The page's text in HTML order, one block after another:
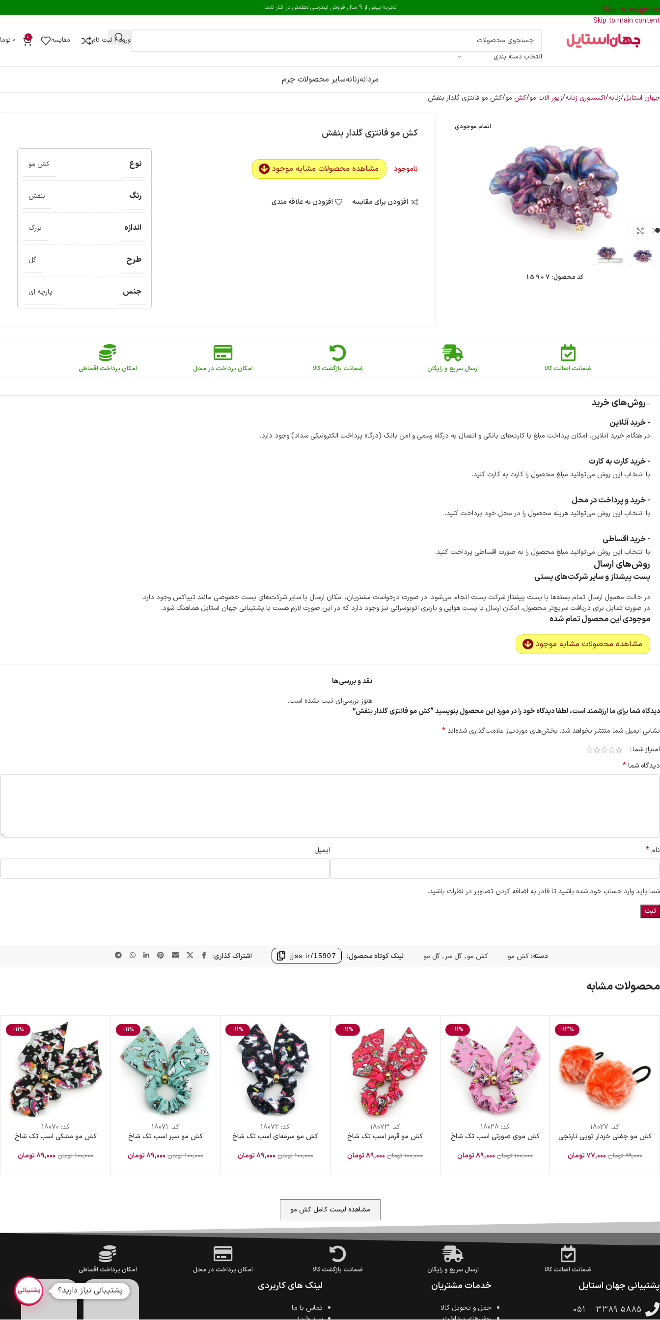
Skip to navigation
Skip to main content
تجربه بیش از 9 سال فروش اینترنتی مطمئن در کنار شما
انتخاب دسته بندی
ورود / ثبت نام مقایسه 0 ۰
مردانهزنانهسایر محصولات چرم
جهان استایل زنانه اکسسوری زنانه زیور آلات مو کش مو کش مو فانتزی گلدار بنفش
اتمام موجودی
کد محصول: 15907
کش مو فانتزی گلدار بنفش
نوع کش مو
رنگ بنفش
اندازه بزرگ
طرح گل
جنس پارچه ای
ناموجود مشاهده محصولات مشابه موجود
افزودن برای مقایسه افزودن به علاقه مندی
ضمانت اصالت کالا ارسال سریع و رایگان ضمانت بازگشت کالا امکان پرداخت در محل امکان پرداخت اقساطی
روش‌های خرید
- خرید آنلاین
در هنگام خرید آنلاین، امکان پرداخت مبلغ با کارت‌های بانکی و اتصال به درگاه رسمی و امن بانک (درگاه پرداخت الکترونیکی سداد) وجود دارد.
- خرید کارت به کارت
با انتخاب این روش می‌توانید مبلغ محصول را کارت به کارت کنید.
- خرید و پرداخت در محل
با انتخاب این روش می‌توانید هزینه محصول را در محل خود پرداخت کنید.
- خرید اقساطی
با انتخاب این روش می‌توانید مبلغ محصول را به صورت اقساطی پرداخت کنید.
روش‌های ارسال
پست پیشتاز و سایر شرکت‌های پستی
در حالت معمول ارسال تمام بسته‌ها با پست پیشتاز شرکت پست انجام می‌شود. در صورت درخواست مشتریان، امکان ارسال با سایر شرکت‌های پست خصوصی مانند تیپاکس وجود دارد.
در صورت تمایل برای دریافت سریع‌تر محصول، امکان ارسال با پست هوایی و باربری اتوبوسرانی نیز وجود دارد که در این صورت لازم هست با پشتیبانی جهان استایل هماهنگ شود.
موجودی این محصول تمام شده
مشاهده محصولات مشابه موجود
نقد و بررسی‌ها
هنوز بررسی‌ای ثبت نشده است.
دیدگاه شما برای ما ارزشمند است، لطفا دیدگاه خود را در مورد این محصول بنویسید “کش مو فانتزی گلدار بنفش”
نشانی ایمیل شما منتشر نخواهد شد. بخش‌های موردنیاز علامت‌گذاری شده‌اند*
امتیاز شما
دیدگاه شما*
نام* ایمیل
شما باید وارد حساب خود شده باشید تا قادر به اضافه کردن تصاویر در نظرات باشید.
دسته: کش مو کش مو, گل سر , گل مو لینک کوتاه محصول: jjss.ir/15907 اشتراک گذاری:
محصولات مشابه
-13%
کد: 18027
کش مو جفتی خزدار توپی نارنجی
۸۹,۰۰۰ تومان ۷۷,۰۰۰تومان
-11%
کد: 18028
کش موی صورتی اسب تک شاخ
۱۰۰,۰۰۰ تومان ۸۹,۰۰۰تومان
-11%
کد: 18073
کش مو قرمز اسب تک شاخ
۱۰۰,۰۰۰ تومان ۸۹,۰۰۰تومان
-11%
کد: 18072
کش مو سرمه‌ای اسب تک شاخ
۱۰۰,۰۰۰ تومان ۸۹,۰۰۰تومان
-11%
کد: 18071
کش مو سبز اسب تک شاخ
۱۰۰,۰۰۰ تومان ۸۹,۰۰۰تومان
-11%
کد: 18070
کش مو مشکی اسب تک شاخ
۱۰۰,۰۰۰ تومان ۸۹,۰۰۰تومان
مشاهده لیست کامل کش مو
ضمانت اصالت کالا ارسال سریع و رایگان ضمانت بازگشت کالا امکان پرداخت در محل امکان پرداخت اقساطی
پشتیبانی جهان استایل
۰۵۱ – ۳۳۸۹ ۵۸۸۵
خدمات مشتریان
حمل‌ و تحویل کالا
لینک های کاربردی
تماس با ما
پشتیبانی نیاز دارید؟